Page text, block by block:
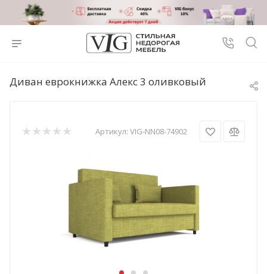
Диван еврокнижка Алекс 3 оливковый
Артикул: VIG-NN08-74902